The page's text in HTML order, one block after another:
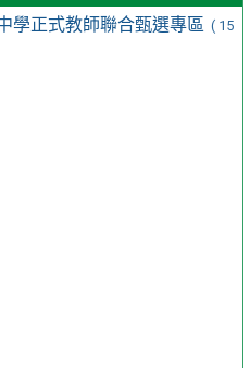
學正式教師聯合甄選專區 ( 15